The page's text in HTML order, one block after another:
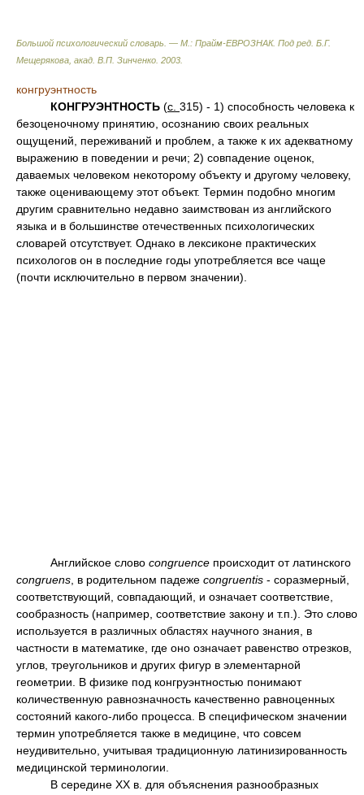
Большой психологический словарь. — М.: Прайм-ЕВРОЗНАК. Под ред. Б.Г.
Мещерякова, акад. В.П. Зинченко 2003
конгруэнтность
КОНГРУЭНТНОСТЬ (с. 315) - 1) способность человека к
безоценочному принятию, осознанию своих реальных
ощущений, переживаний и проблем, а также к их адекватному
выражению в поведении и речи; 2) совпадение оценок,
даваемых человеком некоторому объекту и другому человеку,
также оценивающему этот объект. Термин подобно многим
другим сравнительно недавно заимствован из английского
языка и в большинстве отечественных психологических
словарей отсутствует. Однако в лексиконе практических
психологов он в последние годы употребляется все чаще
(почти исключительно в первом значении).
Английское слово congruence происходит от латинского
congruens , в родительном падеже congruentis - соразмерный,
соответствующий, совпадающий, и означает соответствие,
сообразность (например, соответствие закону и т.п.). Это слово
используется в различных областях научного знания, в
частности в математике, где оно означает равенство отрезков,
углов, треугольников и других фигур в элементарной
геометрии. В физике под конгруэнтностью понимают
количественную равнозначность качественно равноценных
состояний какого-либо процесса. В специфическом значении
термин употребляется также в медицине, что совсем
неудивительно, учитывая традиционную латинизированность
медицинской терминологии.
В середине XX в. для объяснения разнообразных